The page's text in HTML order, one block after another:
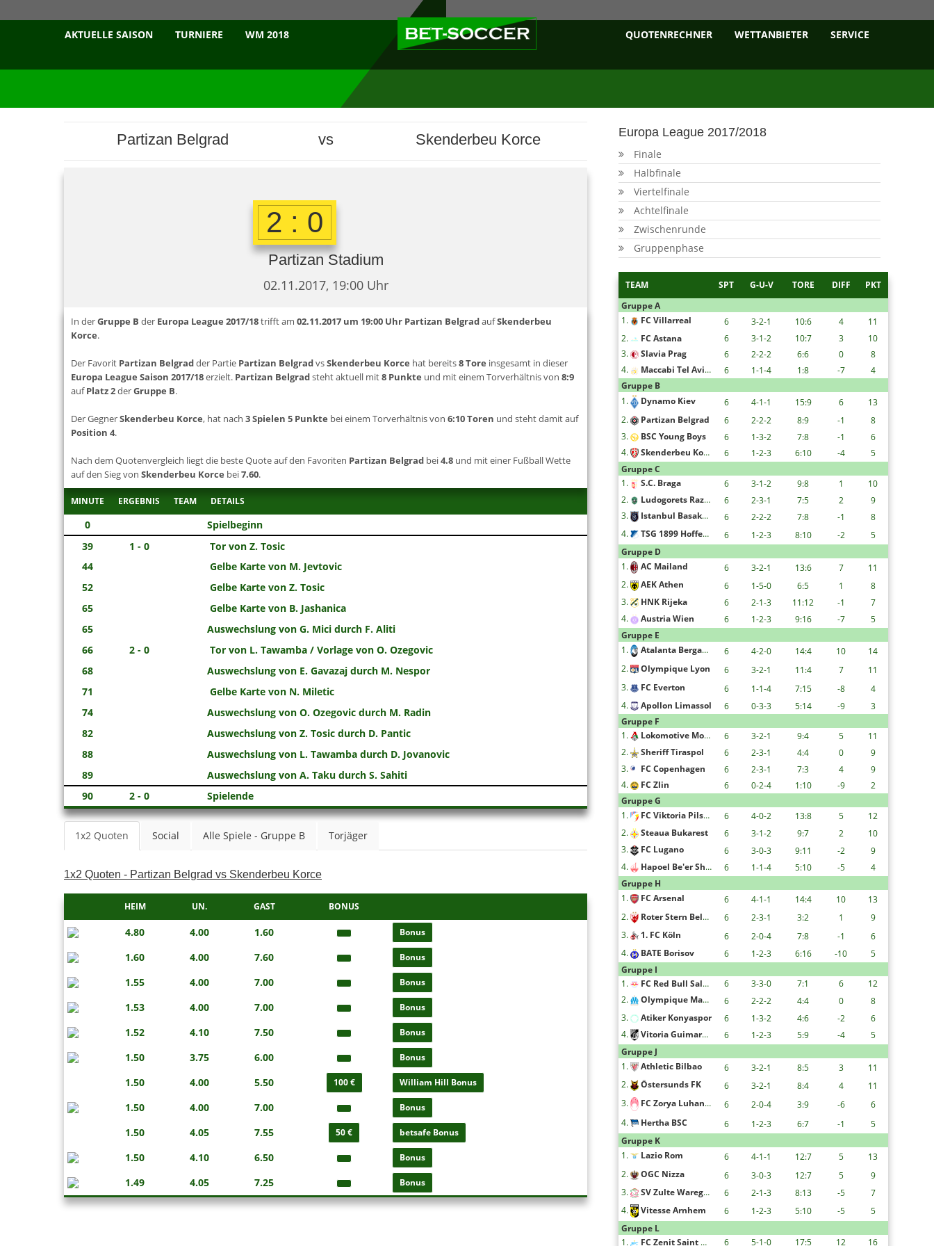
AKTUELLE SAISON TURNIERE WM 2018 QUOTENRECHNER WETTANBIETER SERVICE
Partizan Belgrad vs Skenderbeu Korce
2 : 0
Partizan Stadium
02.11.2017, 19:00 Uhr
In derGruppe B der Europa League 2017/18trifft am 02.11.2017 um 19:00 Uhr Partizan BelgradaufSkenderbeu
Korce.
Der Favorit Partizan Belgradder Partie Partizan BelgradvsSkenderbeu Korce hat bereits8 Tore insgesamt in dieser
Europa League Saison 2017/18erzielt. Partizan Belgradsteht aktuell mit8 Punkte und mit einem Torverhältnis von 8:9
aufPlatz 2derGruppe B.
Der GegnerSkenderbeu Korce, hat nach 3 Spielen 5 Punkte bei einem Torverhältnis von 6:10 Toren und steht damit auf
Position 4.
Nach dem Quotenvergleich liegt die beste Quote auf den Favoriten Partizan Belgrad bei4.8 und mit einer Fußball Wette
auf den Sieg von Skenderbeu Korce bei7.60.
MINUTE ERGEBNIS TEAM DETAILS
0
Spielbeginn
39
1 - 0
Tor von Z. Tosic
44
Gelbe Karte von M. Jevtovic
52
Gelbe Karte von Z. Tosic
65
Gelbe Karte von B. Jashanica
65
Auswechslung von G. Mici durch F. Aliti
66
2 - 0
Tor von L. Tawamba / Vorlage von O. Ozegovic
68
Auswechslung von E. Gavazaj durch M. Nespor
71
Gelbe Karte von N. Miletic
74
Auswechslung von O. Ozegovic durch M. Radin
82
Auswechslung von Z. Tosic durch D. Pantic
88
Auswechslung von L. Tawamba durch D. Jovanovic
89
Auswechslung von A. Taku durch S. Sahiti
90
2 - 0 Spielende
1x2 Quoten Social Alle Spiele - Gruppe B Torjäger
1x2 Quoten - Partizan Belgrad vs Skenderbeu Korce
HEIM UN. GAST BONUS
4.80 4.00 1.60 Bonus
1.60 4.00 7.60 Bonus
1.55 4.00 7.00 Bonus
1.53 4.00 7.00 Bonus
1.52 4.10 7.50 Bonus
1.50 3.75 6.00 Bonus
1.50 4.00 5.50 100 € William Hill Bonus
1.50 4.00 7.00 Bonus
1.50 4.05 7.55 50 € betsafe Bonus
1.50 4.10 6.50 Bonus
1.49 4.05 7.25 Bonus
Europa League 2017/2018
Finale
Halbfinale
Viertelfinale
Achtelfinale
Zwischenrunde
Gruppenphase
TEAM SPT G-U-V TORE DIFF
PKT
Gruppe A
1.
FC Villarreal 6 3-2-1 10:6 4
11
2.
FC Astana 6 3-1-2 10:7 3
10
3.
Slavia Prag 6 2-2-2 6:6 0
8
4.
Maccabi Tel Aviv F.C. 6 1-1-4 1:8 -7
4
Gruppe B
1.
Dynamo Kiev 6 4-1-1 15:9 6
13
2.
Partizan Belgrad 6 2-2-2 8:9 -1
8
3.
BSC Young Boys 6 1-3-2 7:8 -1
6
4.
Skenderbeu Korce 6 1-2-3 6:10 -4
5
Gruppe C
1.
S.C. Braga 6 3-1-2 9:8 1
10
2.
Ludogorets Razgrad 6 2-3-1 7:5 2
9
3.
Istanbul Basaksehir FK 6 2-2-2 7:8 -1
8
4.
TSG 1899 Hoffenheim 6 1-2-3 8:10 -2
5
Gruppe D
1.
AC Mailand 6 3-2-1 13:6 7
11
2.
AEK Athen 6 1-5-0 6:5 1
8
3.
HNK Rijeka 6 2-1-3 11:12 -1
7
4.
Austria Wien 6 1-2-3 9:16 -7
5
Gruppe E
1.
Atalanta Bergamo 6 4-2-0 14:4 10
14
2.
Olympique Lyon 6 3-2-1 11:4 7
11
3.
FC Everton 6 1-1-4 7:15 -8
4
4.
Apollon Limassol 6 0-3-3 5:14 -9
3
Gruppe F
1.
Lokomotive Moskau 6 3-2-1 9:4 5
11
2.
Sheriff Tiraspol 6 2-3-1 4:4 0
9
3.
FC Copenhagen 6 2-3-1 7:3 4
9
4.
FC Zlin 6 0-2-4 1:10 -9
2
Gruppe G
1.
FC Viktoria Pilsen 6 4-0-2 13:8 5
12
2.
Steaua Bukarest 6 3-1-2 9:7 2
10
3.
FC Lugano 6 3-0-3 9:11 -2
9
4.
Hapoel Be'er Sheva F.C. 6 1-1-4 5:10 -5
4
Gruppe H
1.
FC Arsenal 6 4-1-1 14:4 10
13
2.
Roter Stern Belgrad 6 2-3-1 3:2 1
9
3.
1. FC Köln 6 2-0-4 7:8 -1
6
4.
BATE Borisov 6 1-2-3 6:16 -10
5
Gruppe I
1.
FC Red Bull Salzburg 6 3-3-0 7:1 6
12
2.
Olympique Marseille 6 2-2-2 4:4 0
8
3.
Atiker Konyaspor 6 1-3-2 4:6 -2
6
4.
Vitoria Guimaraes 6 1-2-3 5:9 -4
5
Gruppe J
1.
Athletic Bilbao 6 3-2-1 8:5 3
11
2.
Östersunds FK 6 3-2-1 8:4 4
11
3.
FC Zorya Luhansk 6 2-0-4 3:9 -6
6
4.
Hertha BSC 6 1-2-3 6:7 -1
5
Gruppe K
1.
Lazio Rom 6 4-1-1 12:7 5
13
2.
OGC Nizza 6 3-0-3 12:7 5
9
3.
SV Zulte Waregem 6 2-1-3 8:13 -5
7
4.
Vitesse Arnhem 6 1-2-3 5:10 -5
5
Gruppe L
1.
FC Zenit Saint Petersburg 6 5-1-0 17:5 12 16